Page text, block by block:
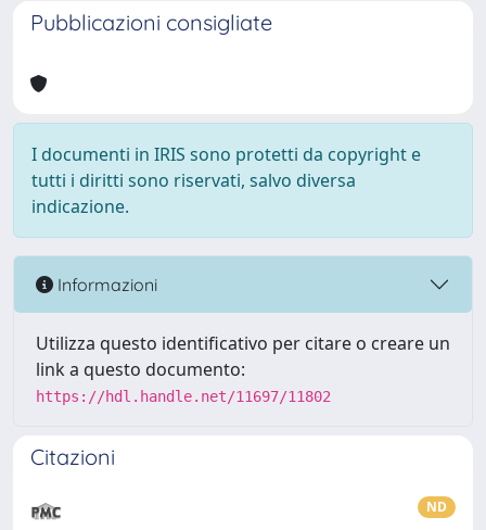
Pubblicazioni consigliate
I documenti in IRIS sono protetti da copyright e
tutti i diritti sono riservati, salvo diversa
indicazione.
Informazioni
Utilizza questo identificativo per citare o creare un
link a questo documento:
https://hdl.handle.net/11697/11802
Citazioni
ND